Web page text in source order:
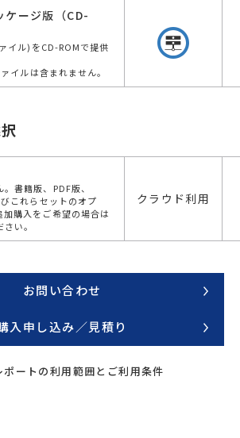
ケージ版（CD-
イル)をCD-ROMで提供
イルは含まれません。
書籍版、PDF版、
これらセットのオプ
購入をご希望の場合は
い。
クラウド利用
お問い合わせ
入申し込み／見積り
ポートの利用範囲とご利用条件